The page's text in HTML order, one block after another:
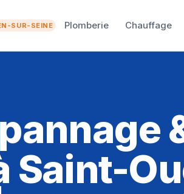
SUR-SEINE Plomberie Chauffage
Saint-